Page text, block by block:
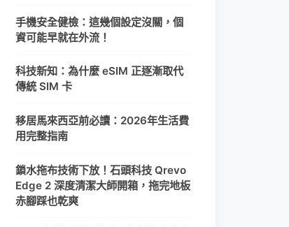
手機安全健檢：這幾個設定沒關，個
資可能早就在外流！
科技新知：為什麼 eSIM 正逐漸取代
傳統 SIM 卡
移居馬來西亞前必讀：2026年生活費
用完整指南
鎖水拖布技術下放！石頭科技 Qrevo
Edge 2 深度清潔大師開箱，拖完地板
赤腳踩也乾爽